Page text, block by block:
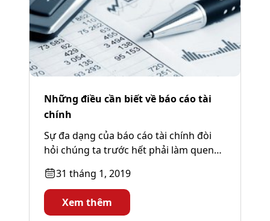
Những điều cần biết về báo cáo tài
chính
Sự đa dạng của báo cáo tài chính đòi
hỏi chúng ta trước hết phải làm quen
31 tháng 1, 2019
Xem thêm